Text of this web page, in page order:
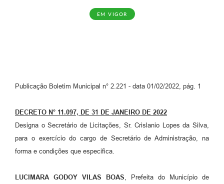
Turismo
Galeria de Vídeos
EM VIGOR
Publicação Boletim Municipal n° 2.221 - data 01/02/2022, pág. 1
DECRETO N° 11.097, DE 31 DE JANEIRO DE 2022
Designa o Secretário de Licitações, Sr. Crislanio Lopes da Silva,
para o exercício do cargo de Secretário de Administração, na
forma e condições que especifica.
LUCIMARA GODOY VILAS BOAS, Prefeita do Município de